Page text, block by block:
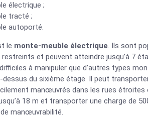
électrique ;
tracté ;
autoporté.
le monte-meuble électrique. Ils sont
et peuvent atteindre jusqu’à 7
à manipuler que d’autres types
du sixième étage. Il peut
manœuvrés dans les rues étroites
18 m et transporter une charge de
manœuvrabilité.